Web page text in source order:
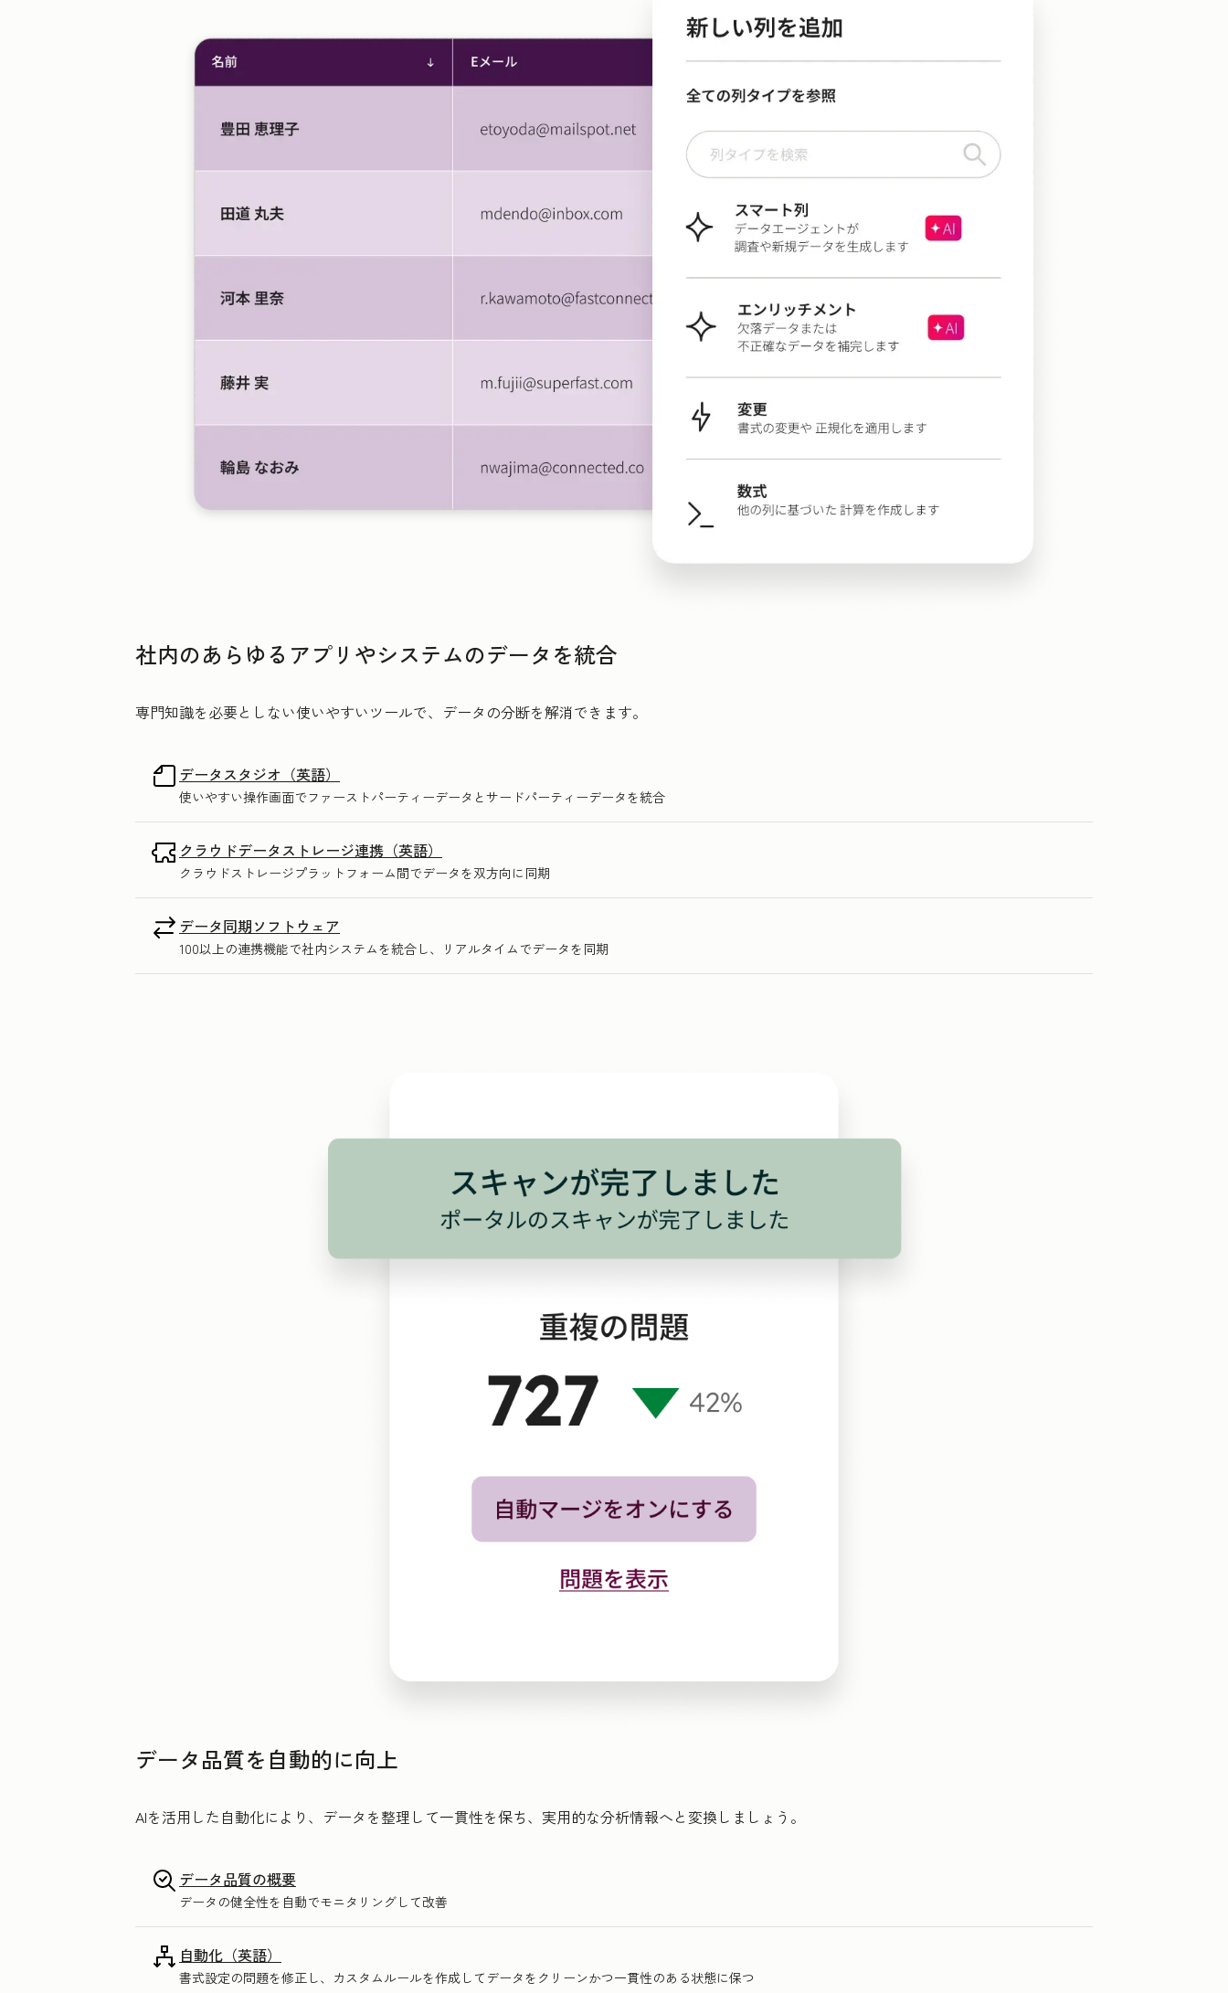
社内のあらゆるアプリやシステムのデータを統合
専門知識を必要としない使いやすいツールで、データの分断を解消できます。
データスタジオ（英語）
使いやすい操作画面でファーストパーティーデータとサードパーティーデータを統合
クラウドデータストレージ連携（英語）
クラウドストレージプラットフォーム間でデータを双方向に同期
データ同期ソフトウェア
100以上の連携機能で社内システムを統合し、リアルタイムでデータを同期
データ品質を自動的に向上
AIを活用した自動化により、データを整理して一貫性を保ち、実用的な分析情報へと変換しましょう。
データ品質の概要
データの健全性を自動でモニタリングして改善
自動化（英語）
書式設定の問題を修正し、カスタムルールを作成してデータをクリーンかつ一貫性のある状態に保つ